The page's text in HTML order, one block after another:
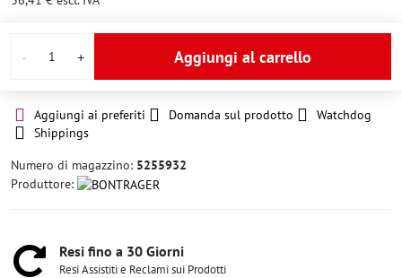
Aggiungi al carrello
Aggiungi ai preferiti Domanda sul prodotto
Watchdog
Shippings
Numero di magazzino: 5255932
Produttore:
Resi fino a 30 Giorni
Resi Assistiti e Reclami sui Prodotti